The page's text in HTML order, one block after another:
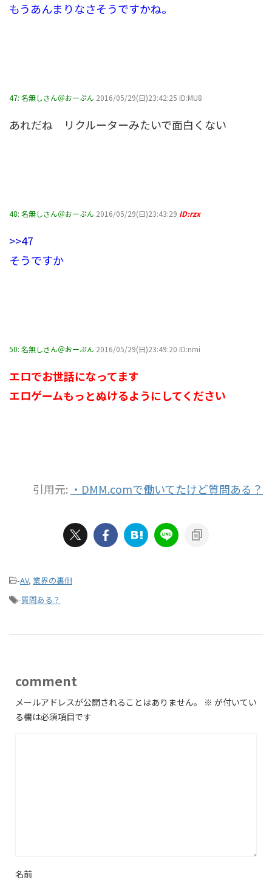
もうあんまりなさそうですかね。
47: 名無しさん＠おーぷん 2016/05/29(日)23:42:25 ID:MU8
あれだね リクルーターみたいで面白くない
48: 名無しさん＠おーぷん 2016/05/29(日)23:43:29 ID:rzx
>>47
そうですか
50: 名無しさん＠おーぷん 2016/05/29(日)23:49:20 ID:nmi
エロでお世話になってます
エロゲームもっとぬけるようにしてください
引用元: ・DMM.comで働いてたけど質問ある？
-AV, 業界の裏側
-質問ある？
comment
メールアドレスが公開されることはありません。 ※ が付いてい
る欄は必須項目です
名前